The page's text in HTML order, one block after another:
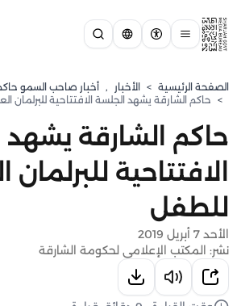
الصفحة الرئيسية > الأخبار , أخبار صاحب السمو
> حاكم الشارقة يشهد الجلسة الافتتاحية للبرلمان
حاكم الشارقة يشهد
الافتتاحية للبرلمان
للطفل
الأحد 7 أبريل 2019
نشر: المكتب الإعلامي لحكومة الشارقة